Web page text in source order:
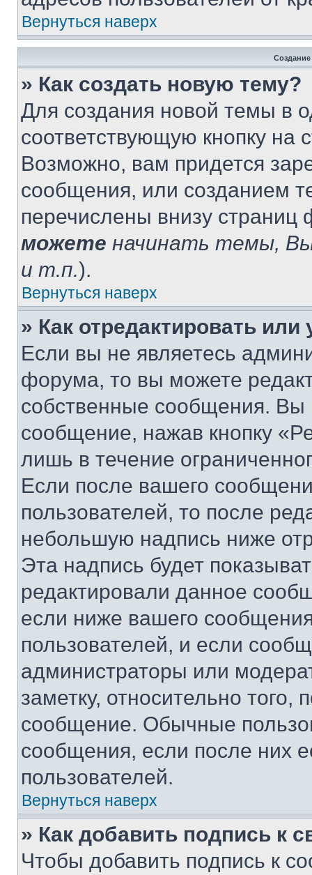
Вернуться наверх
» Как создать новую тему?
Для создания новой темы в
соответствующую кнопку
Возможно, вам придется
сообщения, или созданием
перечислены внизу
можете начинать темы,
и т.п.).
Вернуться наверх
» Как отредактировать
Если вы не являетесь
форума, то вы можете
собственные сообщения. Вы
сообщение, нажав кнопку
лишь в течение
Если после вашего
пользователей, то после
небольшую надпись ниже
Эта надпись будет
редактировали данное
если ниже вашего
пользователей, и если
администраторы или
заметку, относительно
сообщение. Обычные
сообщения, если после них
пользователей.
Вернуться наверх
» Как добавить подпись к
Чтобы добавить подпись к